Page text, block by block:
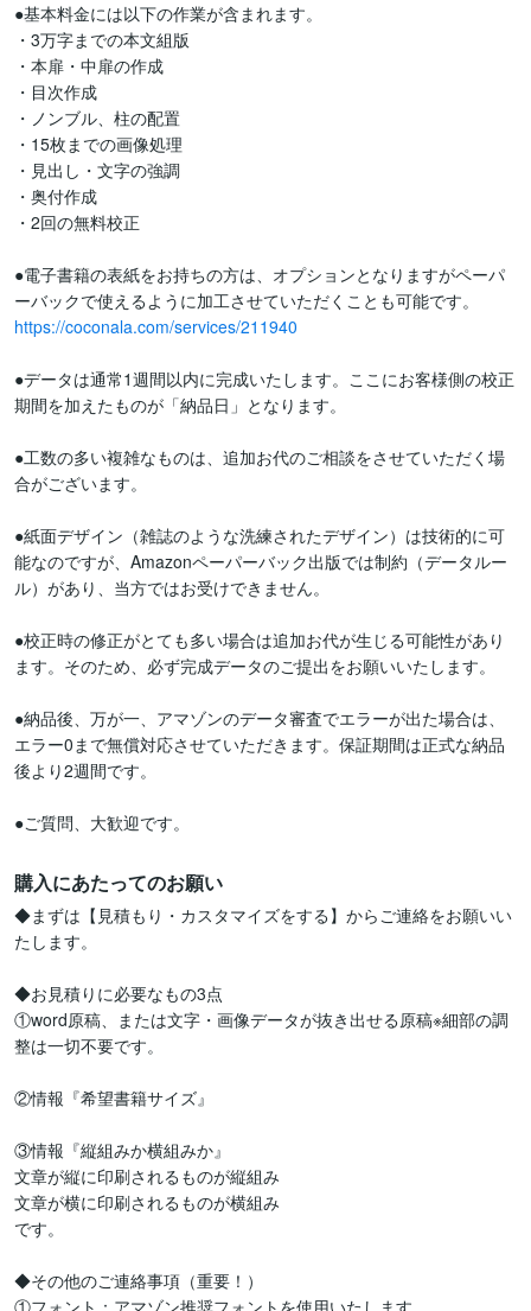
●基本料金には以下の作業が含まれます。
・3万字までの本文組版
・本扉・中扉の作成
・目次作成
・ノンブル、柱の配置
・15枚までの画像処理
・見出し・文字の強調
・奥付作成
・2回の無料校正
●電子書籍の表紙をお持ちの方は、オプションとなりますがペーパ
https://coconala.com/services/211940
●データは通常1週間以内に完成いたします。ここにお客様側の校正
期間を加えたものが「納品日」となります。
●工数の多い複雑なものは、追加お代のご相談をさせていただく場
合がございます。
●紙面デザイン（雑誌のような洗練されたデザイン）は技術的に可
能なのですが、Amazonペーパーバック出版では制約（データルー
ル）があり、当方ではお受けできません。
●校正時の修正がとても多い場合は追加お代が生じる可能性があり
ます。そのため、必ず完成データのご提出をお願いいたします。
●納品後、万が一、アマゾンのデータ審査でエラーが出た場合は、
エラー0まで無償対応させていただきます。保証期間は正式な納品
後より2週間です。
●ご質問、大歓迎です。
購入にあたってのお願い
◆まずは【見積もり・カスタマイズをする】からご連絡をお願いい
たします。
◆お見積りに必要なもの3点
①word原稿、または文字・画像データが抜き出せる原稿※細部の調
整は一切不要です。
②情報『希望書籍サイズ』
③情報『縦組みか横組みか』
文章が縦に印刷されるものが縦組み
文章が横に印刷されるものが横組み
です。
◆その他のご連絡事項（重要！）